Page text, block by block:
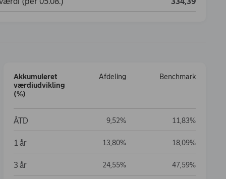
available
Akkumuleret
værdiudvikling
(%)
Afdeling Benchmark
ÅTD 9,52% 11,83%
1 år 13,80% 18,09%
3 år 24,55% 47,59%